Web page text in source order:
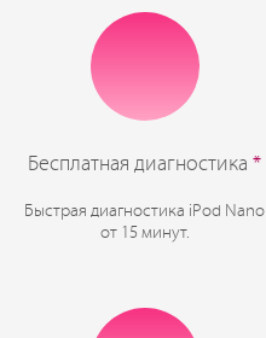
Бесплатная диагностика *
Быстрая диагностика iPod Nano
от 15 минут.